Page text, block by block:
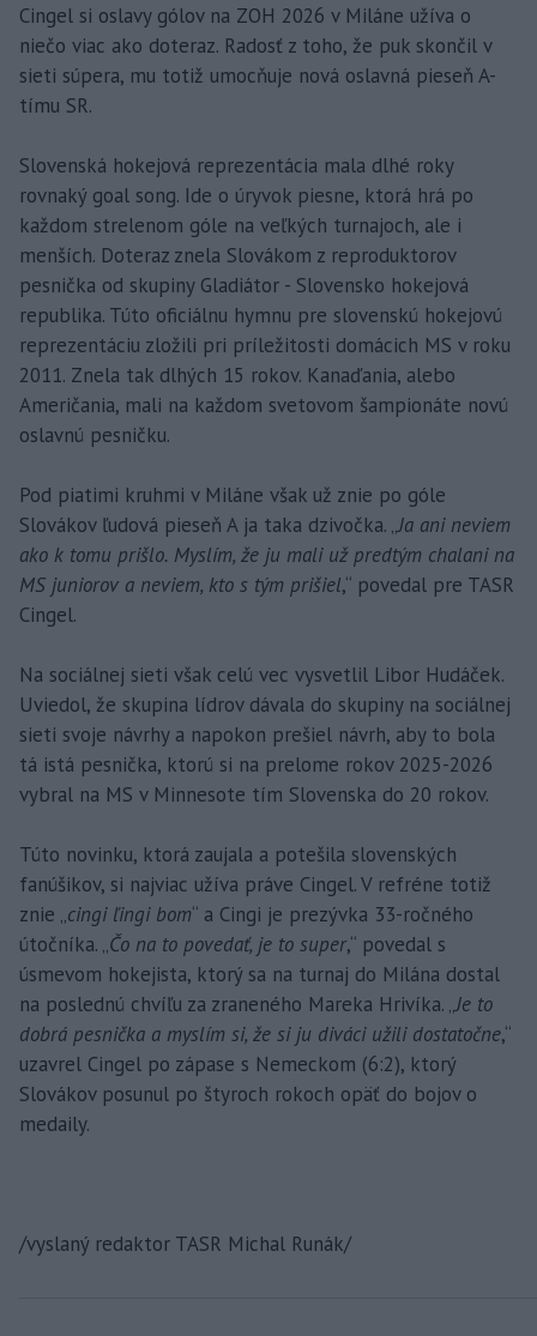
Cingel si oslavy gólov na ZOH 2026 v Miláne užíva o
niečo viac ako doteraz. Radosť z toho, že puk skončil v
sieti súpera, mu totiž umocňuje nová oslavná pieseň A-
tímu SR.
Slovenská hokejová reprezentácia mala dlhé roky
rovnaký goal song. Ide o úryvok piesne, ktorá hrá po
každom strelenom góle na veľkých turnajoch, ale i
menších. Doteraz znela Slovákom z reproduktorov
pesnička od skupiny Gladiátor - Slovensko hokejová
republika. Túto oficiálnu hymnu pre slovenskú hokejovú
reprezentáciu zložili pri príležitosti domácich MS v roku
2011. Znela tak dlhých 15 rokov. Kanaďania, alebo
Američania, mali na každom svetovom šampionáte novú
oslavnú pesničku.
Pod piatimi kruhmi v Miláne však už znie po góle
Slovákov ľudová pieseň A ja taka dzivočka. „Ja ani neviem
ako k tomu prišlo. Myslím, že ju mali už predtým chalani na
MS juniorov a neviem, kto s tým prišiel,“ povedal pre TASR
Cingel.
Na sociálnej sieti však celú vec vysvetlil Libor Hudáček.
Uviedol, že skupina lídrov dávala do skupiny na sociálnej
sieti svoje návrhy a napokon prešiel návrh, aby to bola
tá istá pesnička, ktorú si na prelome rokov 2025-2026
vybral na MS v Minnesote tím Slovenska do 20 rokov.
Túto novinku, ktorá zaujala a potešila slovenských
fanúšikov, si najviac užíva práve Cingel. V refréne totiž
znie „cingi ľingi bom“ a Cingi je prezývka 33-ročného
útočníka. „Čo na to povedať, je to super,“ povedal s
úsmevom hokejista, ktorý sa na turnaj do Milána dostal
na poslednú chvíľu za zraneného Mareka Hrivíka. „Je to
dobrá pesnička a myslím si, že si ju diváci užili dostatočne,“
uzavrel Cingel po zápase s Nemeckom (6:2), ktorý
Slovákov posunul po štyroch rokoch opäť do bojov o
medaily.
/vyslaný redaktor TASR Michal Runák/